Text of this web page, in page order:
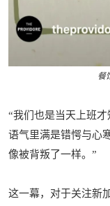
餐
“我们也是当天上班才
语气里满是错愕与心
像被背叛了一样。”
这一幕，对于关注新